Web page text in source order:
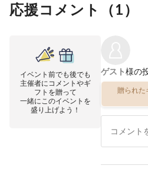
応援コメント（1）
イベント前でも後でも
主催者にコメントやギ
フトを贈って
一緒にこのイベントを
盛り上げよう！
ゲスト様の
贈られた